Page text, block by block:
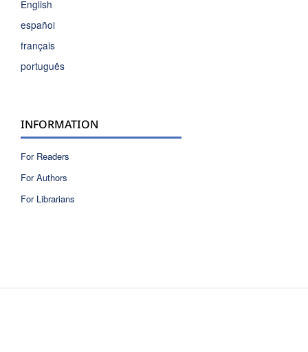
English
español
français
português
INFORMATION
For Readers
For Authors
For Librarians